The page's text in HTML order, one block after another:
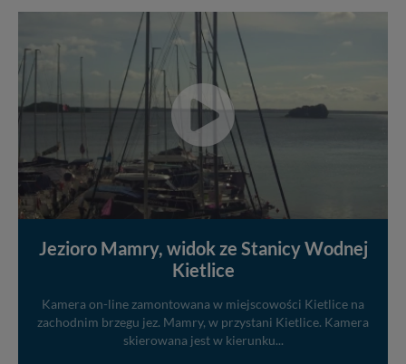
Jezioro Mamry, widok ze Stanicy Wodnej
Kietlice
Kamera on-line zamontowana w miejscowości Kietlice na
zachodnim brzegu jez. Mamry, w przystani Kietlice. Kamera
skierowana jest w kierunku...